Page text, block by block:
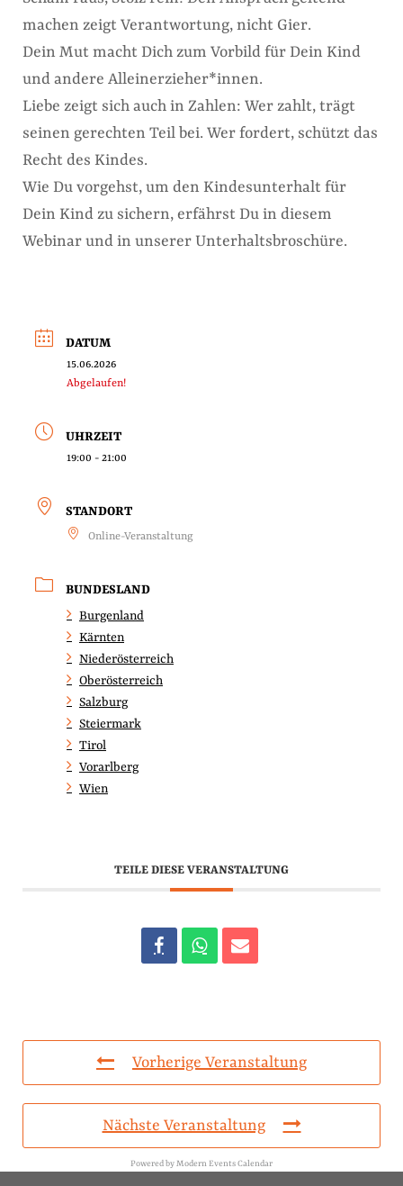
machen zeigt Verantwortung, nicht Gier.
Dein Mut macht Dich zum Vorbild für Dein Kind
und andere Alleinerzieher*innen.
Liebe zeigt sich auch in Zahlen: Wer zahlt, trägt
seinen gerechten Teil bei. Wer fordert, schützt das
Recht des Kindes.
Wie Du vorgehst, um den Kindesunterhalt für
Dein Kind zu sichern, erfährst Du in diesem
Webinar und in unserer Unterhaltsbroschüre.
DATUM
15.06.2026
Abgelaufen!
UHRZEIT
19:00 - 21:00
STANDORT
Online-Veranstaltung
BUNDESLAND
Burgenland
Kärnten
Niederösterreich
Oberösterreich
Salzburg
Steiermark
Tirol
Vorarlberg
Wien
TEILE DIESE VERANSTALTUNG
Vorherige Veranstaltung
Nächste Veranstaltung
Powered byModern Events Calendar